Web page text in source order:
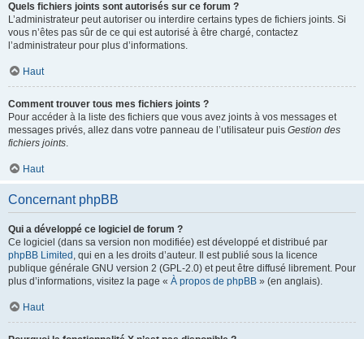
Quels fichiers joints sont autorisés sur ce forum ?
L’administrateur peut autoriser ou interdire certains types de fichiers joints. Si
vous n’êtes pas sûr de ce qui est autorisé à être chargé, contactez
l’administrateur pour plus d’informations.
Haut
Comment trouver tous mes fichiers joints ?
Pour accéder à la liste des fichiers que vous avez joints à vos messages et
messages privés, allez dans votre panneau de l’utilisateur puis Gestion des
fichiers joints.
Haut
Concernant phpBB
Qui a développé ce logiciel de forum ?
Ce logiciel (dans sa version non modifiée) est développé et distribué par
phpBB Limited , qui en a les droits d’auteur. Il est publié sous la licence
publique générale GNU version 2 (GPL-2.0) et peut être diffusé librement. Pour
plus d’informations, visitez la page « À propos de phpBB » (en anglais).
Haut